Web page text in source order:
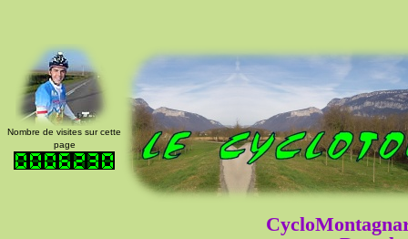
Nombre de visites sur cette
page